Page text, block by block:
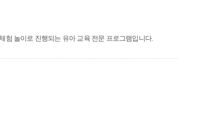
험 놀이로 진행되는 유아 교육 전문 프로그램입니다.